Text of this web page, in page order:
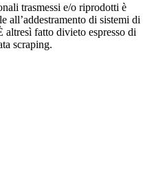
trasmessi e/o riprodotti è
all’addestramento di sistemi di
fatto divieto espresso di
scraping.